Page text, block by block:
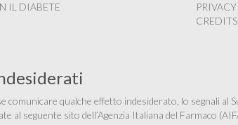
IL DIABETE
PRIVACY
CREDITS
comunicare qualche effetto indesiderato, lo segnali
al seguente sito dell’Agenzia Italiana del Farmaco